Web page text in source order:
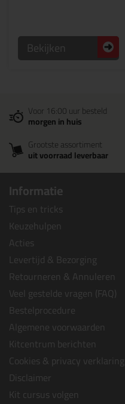
Bekijken
Voor 16:00 uur besteld
morgen in huis
Grootste assortiment
uit voorraad leverbaar
Informatie
Tips en tricks
Keuzehulpen
Acties
Levertijd & Bezorging
Retourneren & Annuleren
Veel gestelde vragen (FAQ)
Bestelprocedure
Algemene voorwaarden
Kitcentrum berichten
Cookies & privacy verklaring
Disclaimer
Kit cursus volgen